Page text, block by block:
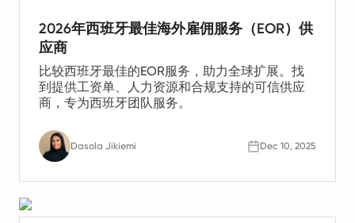
2026年西班牙最佳海外雇佣服务（EOR）供
应商
比较西班牙最佳的EOR服务，助力全球扩展。找
到提供工资单、人力资源和合规支持的可信供应
商，专为西班牙团队服务。
Dasola Jikiemi Dec 10, 2025